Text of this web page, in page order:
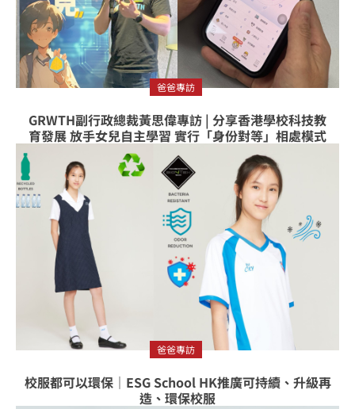
爸爸專訪
GRWTH副行政總裁黃思偉專訪 | 分享香港學校科技教
育發展 放手女兒自主學習 實行「身份對等」相處模式
爸爸專訪
校服都可以環保｜ESG School HK推廣可持續、升級再
造、環保校服